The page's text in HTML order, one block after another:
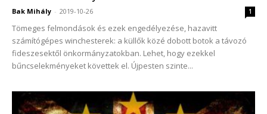
Bak Mihály - 2019-10-26 1
Tömeges felmondások és ezek engedélyezése, hazavitt
számítógépes winchesterek: a küllők közé dobott botok a távozó
fideszesektől önkormányzatokban. Lehet, hogy ezekkel
bűncselekményeket követtek el. Újpesten szinte...